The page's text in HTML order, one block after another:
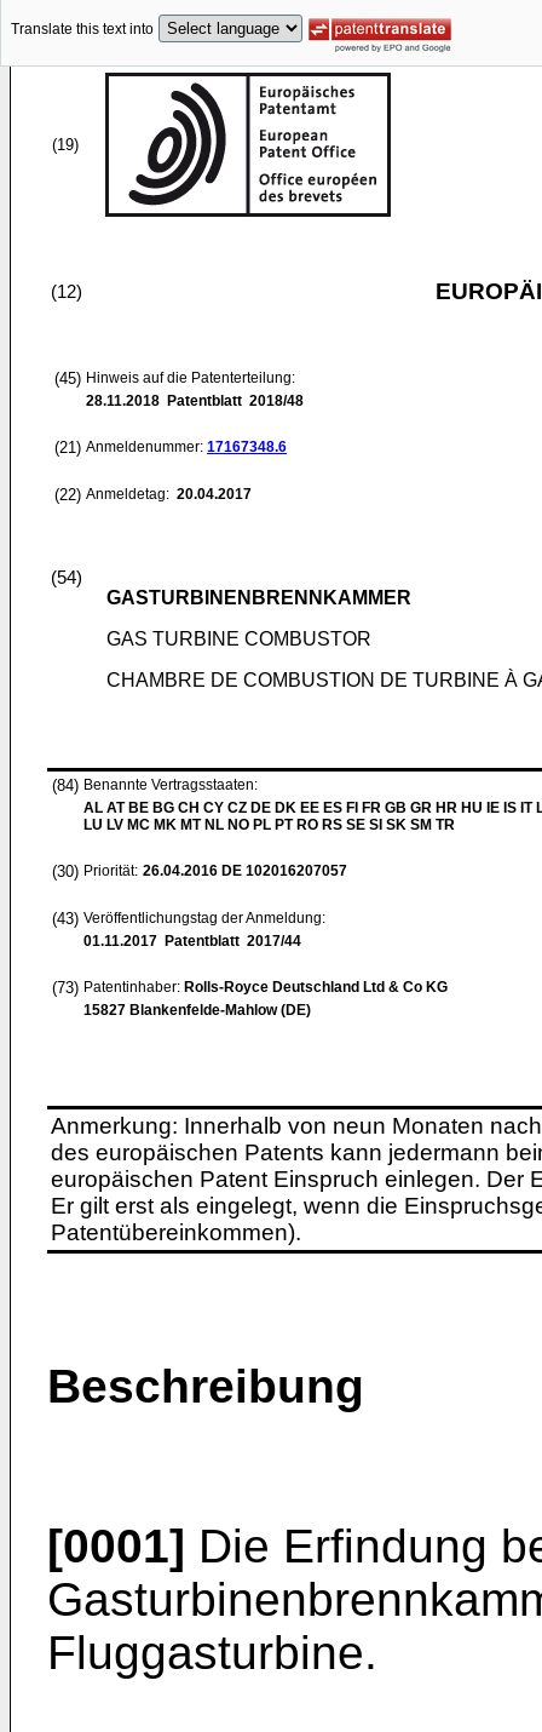
Translate this text into
(19)
(12)
(45) Hinweis auf die Patenterteilung:
28.11.2018 Patentblatt 2018/48
(21) Anmeldenummer: 17167348.6
(22) Anmeldetag: 20.04.2017
(54)
GASTURBINENBRENNKAMMER
GAS TURBINE COMBUSTOR
CHAMBRE DE COMBUSTION DE TURBINE À
(84) Benannte Vertragsstaaten:
AL AT BE BG CH CY CZ DE DK EE ES FI FR GB GR HR HU IE IS IT
LU LV MC MK MT NL NO PL PT RO RS SE SI SK SM TR
(30) Priorität: 26.04.2016 DE 102016207057
(43) Veröffentlichungstag der Anmeldung:
01.11.2017 Patentblatt 2017/44
(73) Patentinhaber: Rolls-Royce Deutschland Ltd & Co KG
15827 Blankenfelde-Mahlow (DE)
Anmerkung: Innerhalb von neun Monaten
des europäischen Patents kann jedermann
europäischen Patent Einspruch einlegen. Der
Er gilt erst als eingelegt, wenn die
Patentübereinkommen).
Beschreibung
[0001] Die Erfindung
Fluggasturbine.